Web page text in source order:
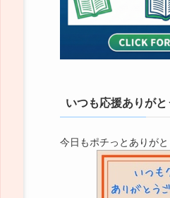
いつも応援ありがと
今日もポチっとありが